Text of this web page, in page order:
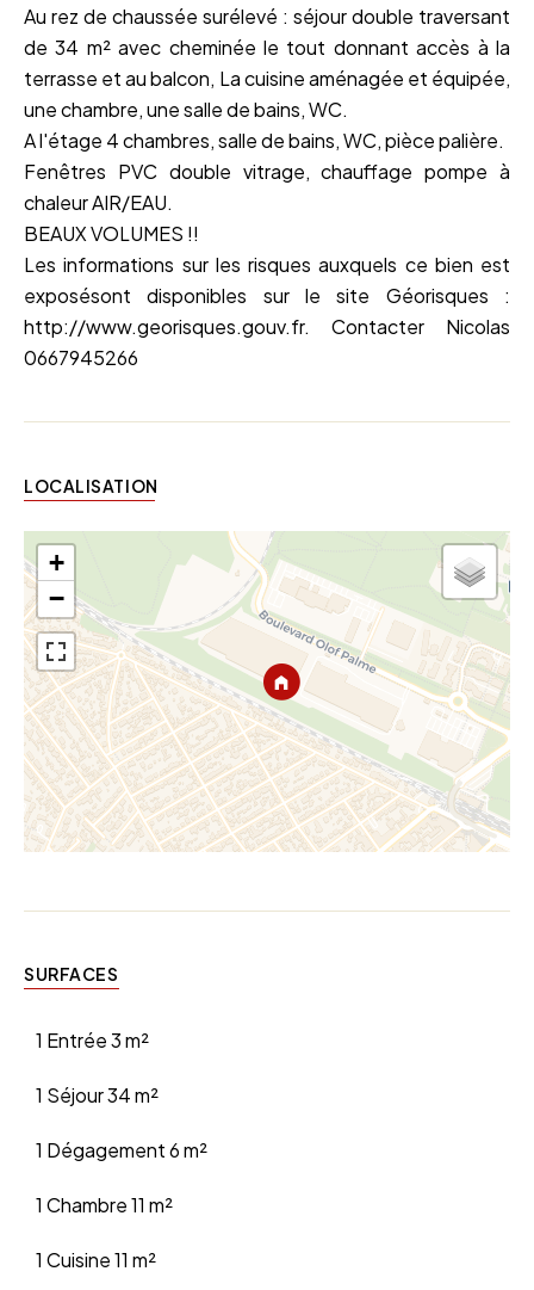
Au rez de chaussée surélevé : séjour double traversant
de 34 m² avec cheminée le tout donnant accès à la
terrasse et au balcon, La cuisine aménagée et équipée,
une chambre, une salle de bains, WC.
A l'étage 4 chambres, salle de bains, WC, pièce palière.
Fenêtres PVC double vitrage, chauffage pompe à
chaleur AIR/EAU.
BEAUX VOLUMES !!
Les informations sur les risques auxquels ce bien est
exposésont disponibles sur le site Géorisques :
http://www.georisques.gouv.fr. Contacter Nicolas
0667945266
LOCALISATION
+
−
SURFACES
1 Entrée3 m²
1 Séjour34 m²
1 Dégagement6 m²
1 Chambre11 m²
1 Cuisine11 m²